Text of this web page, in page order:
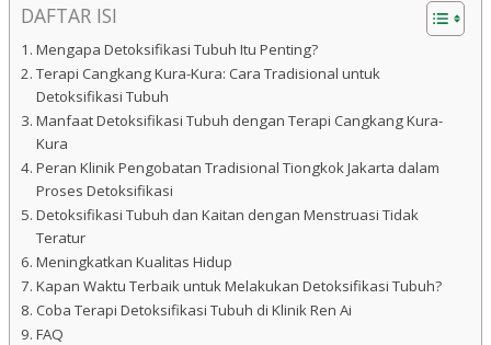
DAFTAR ISI
Mengapa Detoksifikasi Tubuh Itu Penting?
Terapi Cangkang Kura-Kura: Cara Tradisional untuk
Detoksifikasi Tubuh
Manfaat Detoksifikasi Tubuh dengan Terapi Cangkang Kura-
Kura
Peran Klinik Pengobatan Tradisional Tiongkok Jakarta dalam
Proses Detoksifikasi
Detoksifikasi Tubuh dan Kaitan dengan Menstruasi Tidak
Teratur
Meningkatkan Kualitas Hidup
Kapan Waktu Terbaik untuk Melakukan Detoksifikasi Tubuh?
Coba Terapi Detoksifikasi Tubuh di Klinik Ren Ai
FAQ